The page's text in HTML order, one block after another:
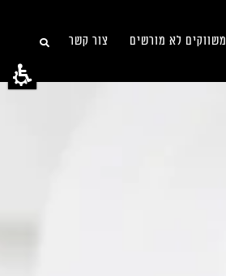
משווקים לא מורשים צור קשר